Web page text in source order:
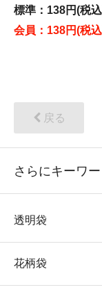
標準：138円(税
会員：138円(税
戻る
さらにキーワ
透明袋
花柄袋